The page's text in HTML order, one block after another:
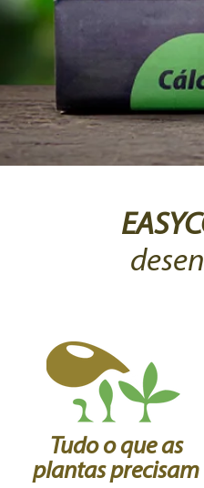
Tudo o que as
plantas precisam